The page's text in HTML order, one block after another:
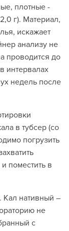
плотные -
г). Материал,
искажает
анализу не
проводится до
интервалах
недель после
в тубсер (со
погрузить
поместить в
Кал нативный –
не
с